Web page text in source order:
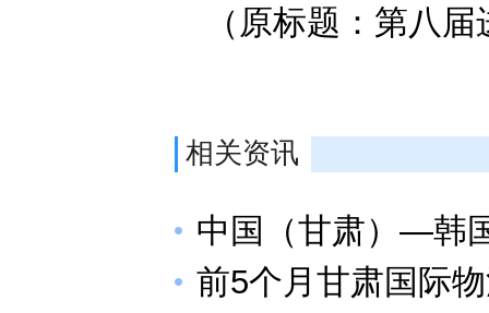
（原标题：第八
相关资讯
中国（甘肃）—韩
前5个月甘肃国际